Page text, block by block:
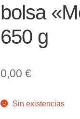
bolsa
650 g
0,00€
Sin existencias